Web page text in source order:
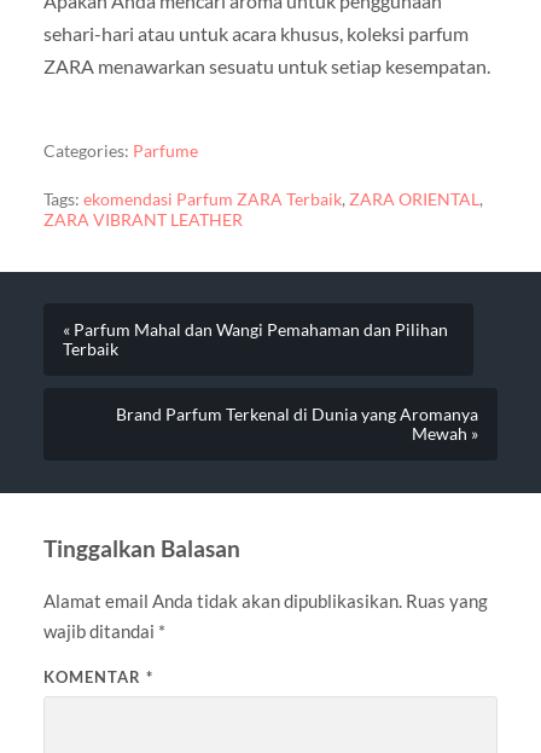
sehari-hari atau untuk acara khusus, koleksi parfum
ZARA menawarkan sesuatu untuk setiap kesempatan.
Categories: Parfume
Tags: ekomendasi Parfum ZARA Terbaik,ZARA ORIENTAL,
ZARA VIBRANT LEATHER
« Parfum Mahal dan Wangi Pemahaman dan Pilihan
Terbaik
Brand Parfum Terkenal di Dunia yang Aromanya
Mewah »
Tinggalkan Balasan
Alamat email Anda tidak akan dipublikasikan. Ruas yang
wajib ditandai *
KOMENTAR *